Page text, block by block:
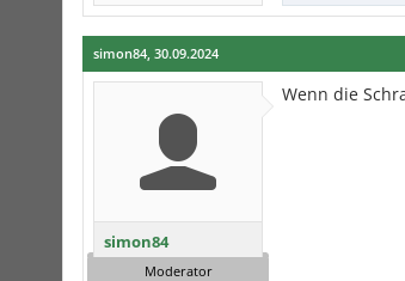
simon84, 30.09.2024
simon84
Moderator
Wenn die